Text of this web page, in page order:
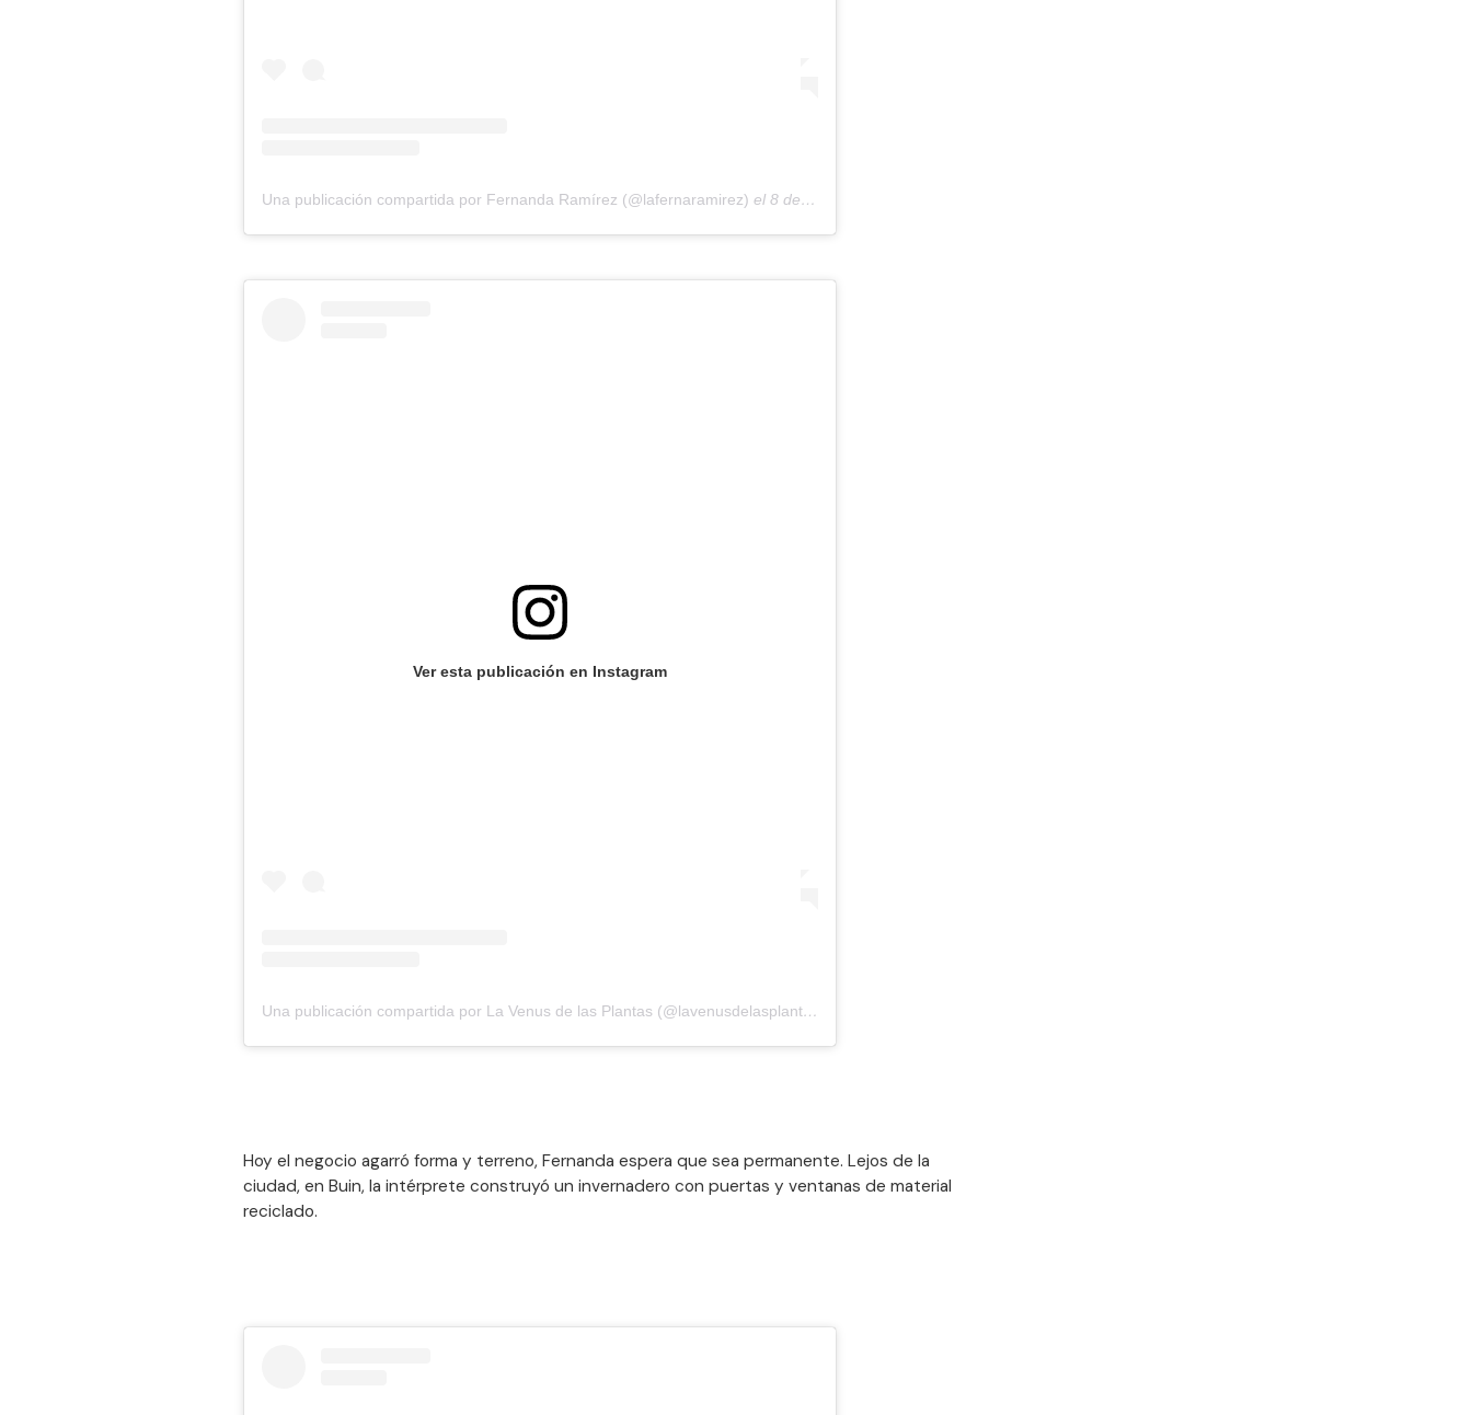
Una publicación compartida por Fernanda Ramírez (@lafernaramirez) el 8 de May de 2020 a las 9:23 PDT
Ver esta publicación en Instagram
Una publicación compartida por La Venus de las Plantas (@lavenusdelasplantas)
Hoy el negocio agarró forma y terreno, Fernanda espera que sea permanente. Lejos de la
ciudad, en Buin, la intérprete construyó un invernadero con puertas y ventanas de material
reciclado.